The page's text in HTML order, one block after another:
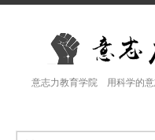
意志力教育学院 用科学的意